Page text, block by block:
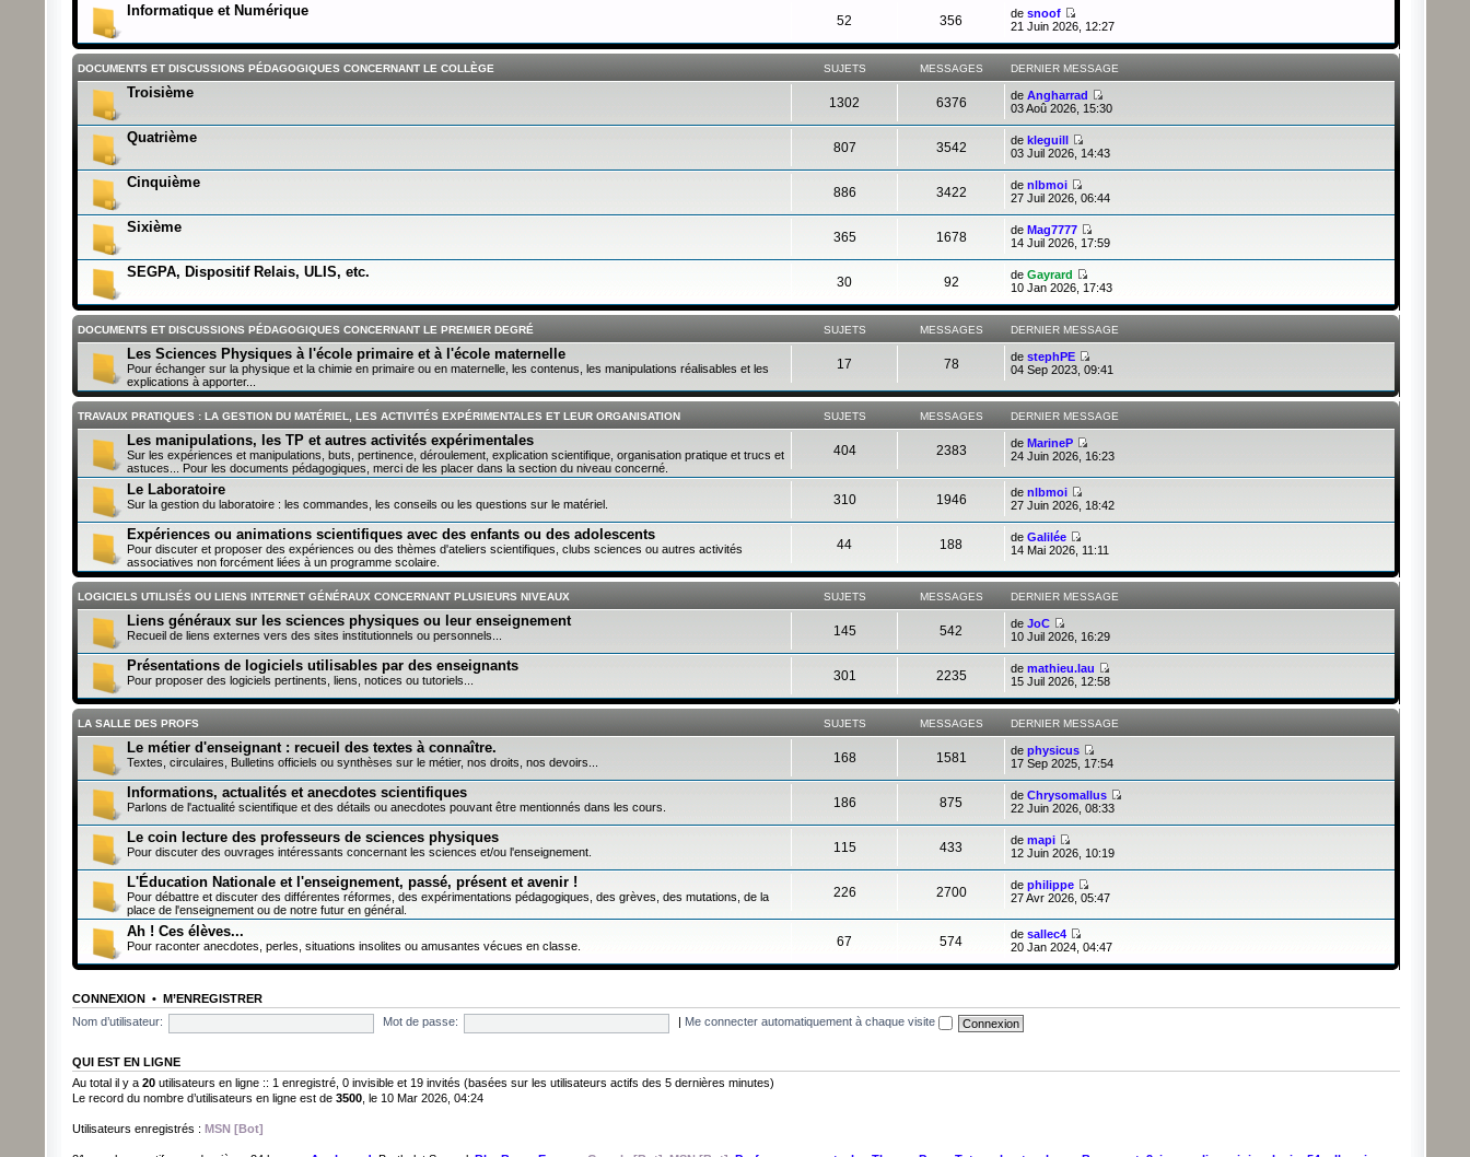
Informatique et Numérique
52 356 de snoof
21 Juin 2026, 12:27
DOCUMENTS ET DISCUSSIONS PÉDAGOGIQUES CONCERNANT LE COLLÈGE SUJETS MESSAGES DERNIER MESSAGE
Troisième
1302 6376 de Angharrad
03 Aoû 2026, 15:30
Quatrième
807 3542 de kleguill
03 Juil 2026, 14:43
Cinquième
886 3422 de nlbmoi
27 Juil 2026, 06:44
Sixième
365 1678 de Mag7777
14 Juil 2026, 17:59
SEGPA, Dispositif Relais, ULIS, etc.
30 92 de Gayrard
10 Jan 2026, 17:43
DOCUMENTS ET DISCUSSIONS PÉDAGOGIQUES CONCERNANT LE PREMIER DEGRÉ SUJETS MESSAGES DERNIER MESSAGE
Les Sciences Physiques à l'école primaire et à l'école maternelle
Pour échanger sur la physique et la chimie en primaire ou en maternelle, les contenus, les manipulations réalisables et les
explications à apporter...
17 78 de stephPE
04 Sep 2023, 09:41
TRAVAUX PRATIQUES : LA GESTION DU MATÉRIEL, LES ACTIVITÉS EXPÉRIMENTALES ET LEUR ORGANISATION SUJETS MESSAGES DERNIER MESSAGE
Les manipulations, les TP et autres activités expérimentales
Sur les expériences et manipulations, buts, pertinence, déroulement, explication scientifique, organisation pratique et trucs et
astuces... Pour les documents pédagogiques, merci de les placer dans la section du niveau concerné.
404 2383 de MarineP
24 Juin 2026, 16:23
Le Laboratoire
Sur la gestion du laboratoire : les commandes, les conseils ou les questions sur le matériel. 310 1946 de nlbmoi
27 Juin 2026, 18:42
Expériences ou animations scientifiques avec des enfants ou des adolescents
Pour discuter et proposer des expériences ou des thèmes d'ateliers scientifiques, clubs sciences ou autres activités
associatives non forcément liées à un programme scolaire.
44 188 de Galilée
14 Mai 2026, 11:11
LOGICIELS UTILISÉS OU LIENS INTERNET GÉNÉRAUX CONCERNANT PLUSIEURS NIVEAUX SUJETS MESSAGES DERNIER MESSAGE
Liens généraux sur les sciences physiques ou leur enseignement
Recueil de liens externes vers des sites institutionnels ou personnels... 145 542 de JoC
10 Juil 2026, 16:29
Présentations de logiciels utilisables par des enseignants
Pour proposer des logiciels pertinents, liens, notices ou tutoriels... 301 2235 de mathieu.lau
15 Juil 2026, 12:58
LA SALLE DES PROFS SUJETS MESSAGES DERNIER MESSAGE
Le métier d'enseignant : recueil des textes à connaître.
Textes, circulaires, Bulletins officiels ou synthèses sur le métier, nos droits, nos devoirs... 168 1581 de physicus
17 Sep 2025, 17:54
Informations, actualités et anecdotes scientifiques
Parlons de l'actualité scientifique et des détails ou anecdotes pouvant être mentionnés dans les cours. 186 875 de Chrysomallus
22 Juin 2026, 08:33
Le coin lecture des professeurs de sciences physiques
Pour discuter des ouvrages intéressants concernant les sciences et/ou l'enseignement. 115 433 de mapi
12 Juin 2026, 10:19
L'Éducation Nationale et l'enseignement, passé, présent et avenir !
Pour débattre et discuter des différentes réformes, des expérimentations pédagogiques, des grèves, des mutations, de la
place de l'enseignement ou de notre futur en général.
226 2700 de philippe
27 Avr 2026, 05:47
Ah ! Ces élèves...
Pour raconter anecdotes, perles, situations insolites ou amusantes vécues en classe. 67 574 de sallec4
20 Jan 2024, 04:47
CONNEXION• M’ENREGISTRER
Nom d’utilisateur:
Mot de passe: Me connecter automatiquement à chaque visite
QUI EST EN LIGNE
Au total il y a 20utilisateurs en ligne :: 1 enregistré, 0 invisible et 19 invités (basées sur les utilisateurs actifs des 5 dernières minutes)
Le record du nombre d’utilisateurs en ligne est de 3500, le 10 Mar 2026, 04:24
Utilisateurs enregistrés : MSN [Bot]